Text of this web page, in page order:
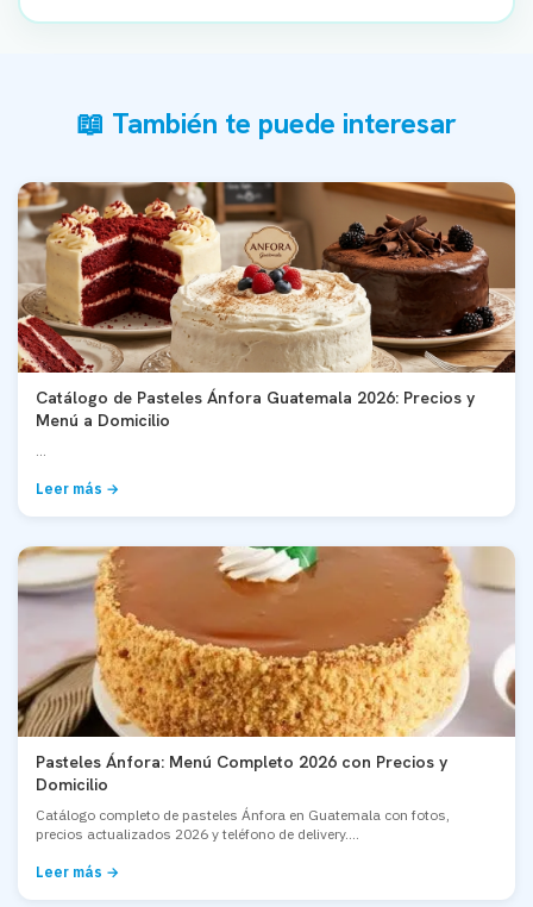
📖 También te puede interesar
Catálogo de Pasteles Ánfora Guatemala 2026: Precios y
Menú a Domicilio
...
Leer más →
Pasteles Ánfora: Menú Completo 2026 con Precios y
Domicilio
Catálogo completo de pasteles Ánfora en Guatemala con fotos,
precios actualizados 2026 y teléfono de delivery....
Leer más →